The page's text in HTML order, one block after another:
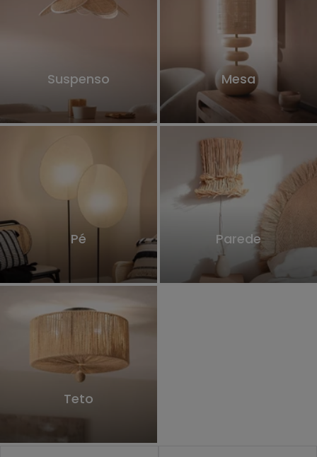
Suspenso Mesa
Pé Parede
Teto